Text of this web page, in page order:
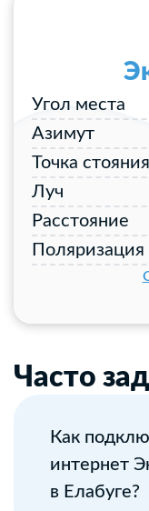
Угол места
Азимут
Точка стояния
Луч
Расстояние
Поляризация
Часто
Как
интернет
в Елабуге?